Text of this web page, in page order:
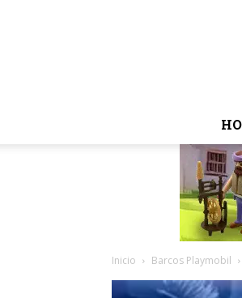
Inicio Barcos Playmobil